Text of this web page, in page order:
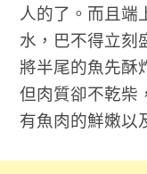
人的了。而且端
水，巴不得立刻
將半尾的魚先酥
但肉質卻不乾柴
有魚肉的鮮嫩以